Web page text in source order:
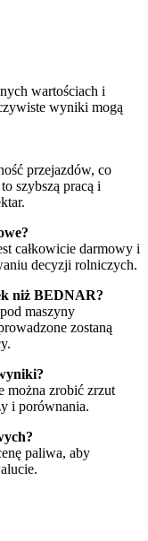
wartościach i
wyniki mogą
przejazdów, co
szybszą pracą i
całkowicie darmowy i
decyzji rolniczych.
niż BEDNAR?
maszyny
zostaną
można zrobić zrzut
i porównania.
paliwa, aby